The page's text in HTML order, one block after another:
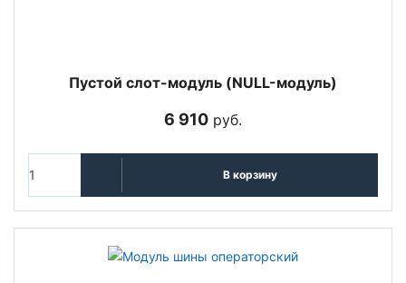
Пустой слот-модуль (NULL-модуль)
6 910 руб.
В корзину